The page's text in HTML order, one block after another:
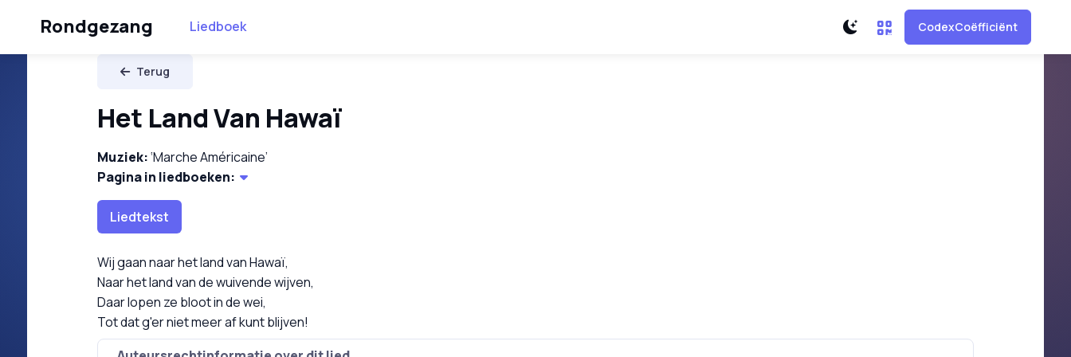
Rondgezang Liedboek CodexCoëfficiënt
Terug
Het Land Van Hawaï
Muziek:‘Marche Américaine’
Pagina in liedboeken:
Liedtekst
Wij gaan naar het land van Hawaï,
Naar het land van de wuivende wijven,
Daar lopen ze bloot in de wei,
Tot dat g'er niet meer af kunt blijven!